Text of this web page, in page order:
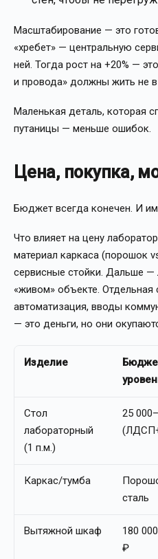
Масштабирование — это
«хребет» — центральную
ней. Тогда рост на +20% —
и провода» должны жить не в
Маленькая деталь, которая
путаницы — меньше ошибок.
Цена, покупка,
Бюджет всегда конечен. И
Что влияет на цену
материал каркаса (порошок
сервисные стойки. Дальше —
«живом» объекте.
автоматизация, вводы
— это деньги, но они
Изделие
Стол
лабораторный
(1 п.м.)
25
Каркас/тумба
сталь
Вытяжной шкаф
180
₽